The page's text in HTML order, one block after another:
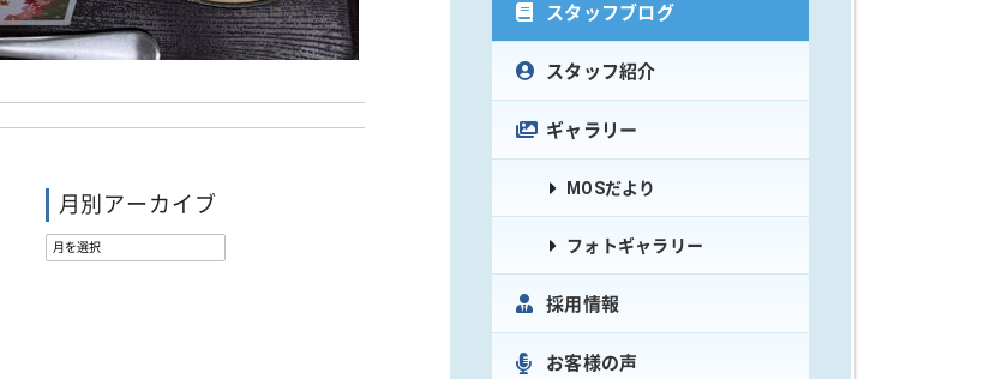
月別アーカイブ
スタッフブログ
スタッフ紹介
ギャラリー
MOSだより
フォトギャラリー
採用情報
お客様の声